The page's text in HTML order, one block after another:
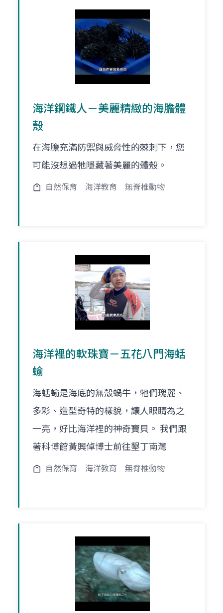
海洋鋼鐵人－美麗精緻的海膽體
殼
在海膽充滿防禦與威脅性的棘刺下，您
可能沒想過牠隱藏著美麗的體殼。
自然保育 海洋教育 無脊椎動物
海洋裡的軟珠寶－五花八門海蛞
蝓
海蛞蝓是海底的無殼蝸牛，牠們瑰麗、
多彩、造型奇特的樣貌，讓人眼睛為之
一亮，好比海洋裡的神奇寶貝。 我們跟
著科博館黃興倬博士前往墾丁南灣
自然保育 海洋教育 無脊椎動物